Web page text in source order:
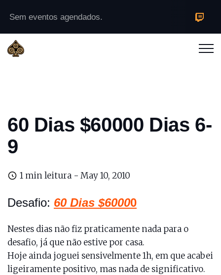
Sem eventos agendados.
60 Dias $60000 Dias 6-
9
1 min leitura - May 10, 2010
Desafio: 60 Dias $60000
Nestes dias não fiz praticamente nada para o
desafio, já que não estive por casa.
Hoje ainda joguei sensivelmente 1h, em que acabei
ligeiramente positivo, mas nada de significativo.